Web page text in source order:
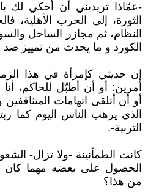
-عمّاذا تريديني أن أحكي لك
الثورة، إلى الحرب الأهلية،
النظام، ثم مجازر الساحل
الكورد و ما يحدث من تمييز ضد
إن حديثي كإمرأة في هذا
أمرين: أو أن أطبّل للحاكم،
أو أن أتلقى اتهامات
الذي يرهب الناس اليوم كما
التربية-.
كانت الطمأنينة -ولا تزال-
الحصول على بعضه مهما كان
من هذا؟